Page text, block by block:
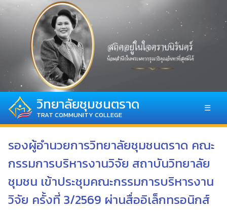
วิทยาลัยชุมชนตราด
TRAT COMMUNITY COLLEGE
☰
รองผู้อำนวยการวิทยาลัยชุมชนตราด คณะ
กรรมการบริหารงานวิจัย สถาบันวิทยาลัย
ชุมชน เข้าประชุมคณะกรรมการบริหารงาน
วิจัย ครั้งที่ 3/2569 ผ่านสื่ออิเล็กทรอนิกส์